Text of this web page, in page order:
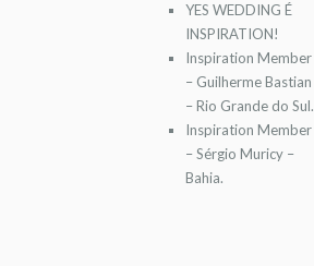
YES WEDDING É
INSPIRATION!
Inspiration Member
– Guilherme Bastian
– Rio Grande do Sul.
Inspiration Member
– Sérgio Muricy –
Bahia.